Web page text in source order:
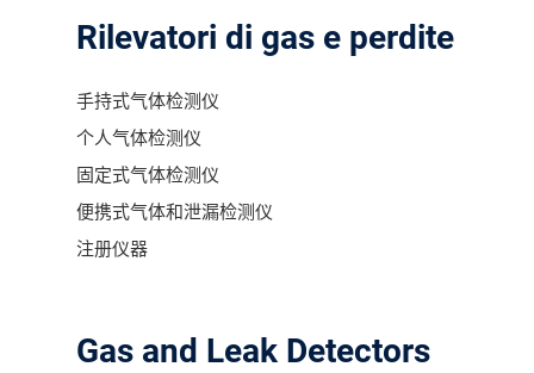
Rilevatori di gas e perdite
手持式气体检测仪
个人气体检测仪
固定式气体检测仪
便携式气体和泄漏检测仪
注册仪器
Gas and Leak Detectors